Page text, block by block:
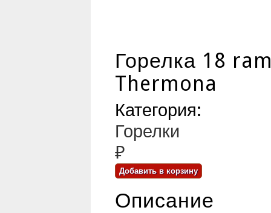
Горелка 18
Thermona
Категория:
Горелки
₽
Описание